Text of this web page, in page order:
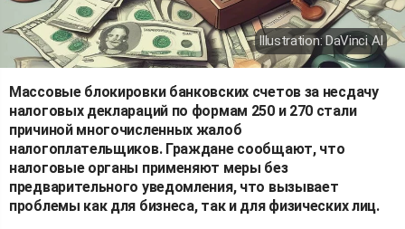
Illustration: DaVinci AI
Массовые блокировки банковских счетов за несдачу
налоговых деклараций по формам 250 и 270 стали
причиной многочисленных жалоб
налогоплательщиков. Граждане сообщают, что
налоговые органы применяют меры без
предварительного уведомления, что вызывает
проблемы как для бизнеса, так и для физических лиц.